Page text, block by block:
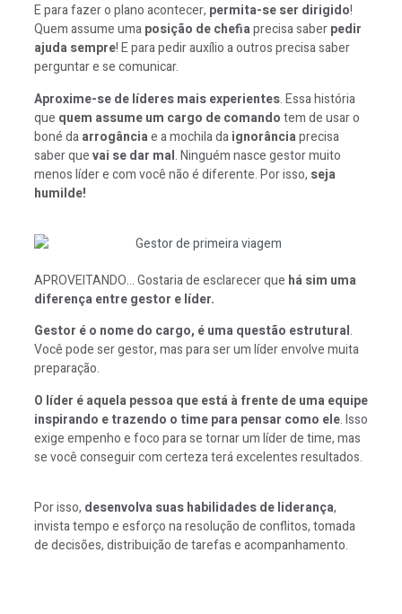
E para fazer o plano acontecer, permita-se ser dirigido!
Quem assume umaposição de chefiaprecisa saberpedir
ajuda sempre! E para pedir auxílio a outros precisa saber
perguntar e se comunicar.
Aproxime-se de líderes mais experientes. Essa história
que quem assume um cargo de comandotem de usar o
boné daarrogânciae a mochila daignorânciaprecisa
saber quevai se dar mal. Ninguém nasce gestor muito
menos líder e com você não é diferente. Por isso, seja
humilde!
APROVEITANDO… Gostaria de esclarecer que há sim uma
diferença entre gestor e líder.
Gestor é o nome do cargo, é uma questão estrutural.
Você pode ser gestor, mas para ser um líder envolve muita
preparação.
O líder é aquela pessoa que está à frente de uma equipe
inspirando e trazendo o time para pensar como ele. Isso
exige empenho e foco para se tornar um líder de time, mas
se você conseguir com certeza terá excelentes resultados.
Por isso, desenvolva suas habilidades de liderança,
invista tempo e esforço na resolução de conflitos, tomada
de decisões, distribuição de tarefas e acompanhamento.